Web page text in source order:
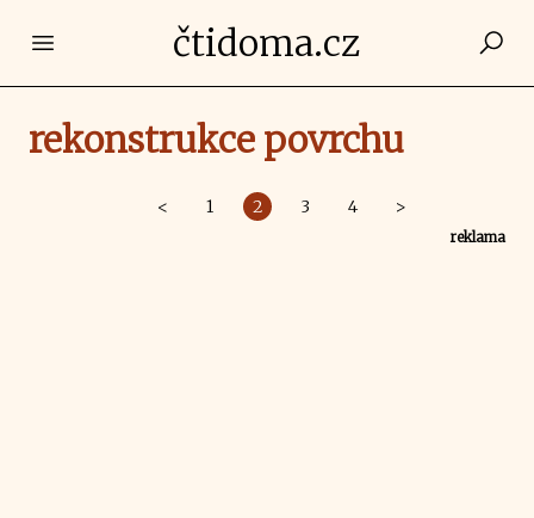
Open main menučtidoma.cz
rekonstrukce povrchu
< 1 2 3 4 >
reklama